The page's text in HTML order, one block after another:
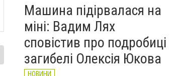
Машина підірвалася на
міні: Вадим Лях
сповістив про подробиці
загибелі Олексія Юкова
НОВИНИ